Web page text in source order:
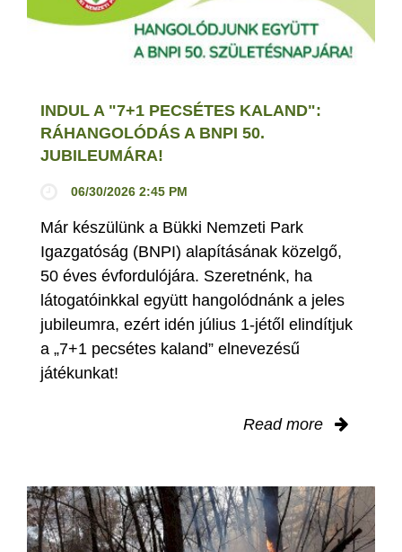
INDUL A "7+1 PECSÉTES KALAND":
RÁHANGOLÓDÁS A BNPI 50.
JUBILEUMÁRA!
06/30/2026 2:45 PM
Már készülünk a Bükki Nemzeti Park
Igazgatóság (BNPI) alapításának közelgő,
50 éves évfordulójára. Szeretnénk, ha
látogatóinkkal együtt hangolódnánk a jeles
jubileumra, ezért idén július 1-jétől elindítjuk
a „7+1 pecsétes kaland” elnevezésű
játékunkat!
Read more